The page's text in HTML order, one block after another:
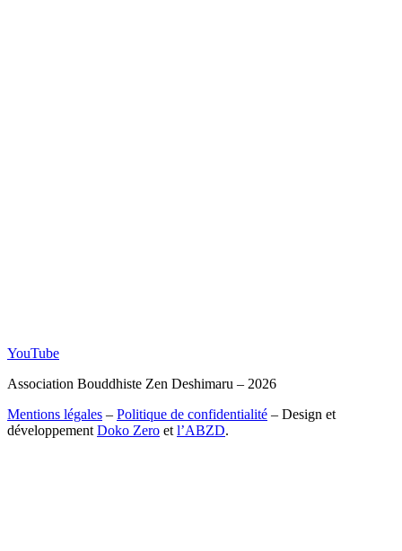
YouTube
Association Bouddhiste Zen Deshimaru – 2026
Mentions légales – Politique de confidentialité – Design et
développement Doko Zero et l’ABZD.